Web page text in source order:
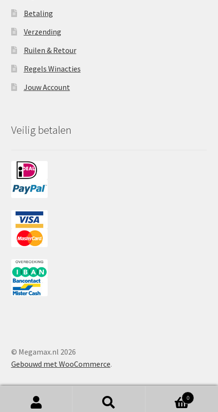
Betaling
Verzending
Ruilen & Retour
Regels Winacties
Jouw Account
Veilig betalen
© Megamax.nl 2026
Gebouwd met WooCommerce.
0